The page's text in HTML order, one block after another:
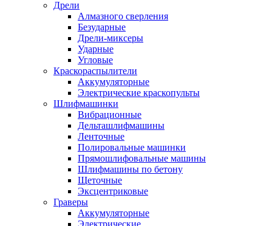
Дрели
Алмазного сверления
Безударные
Дрели-миксеры
Ударные
Угловые
Краскораспылители
Аккумуляторные
Электрические краскопульты
Шлифмашинки
Вибрационные
Дельташлифмашины
Ленточные
Полировальные машинки
Прямошлифовальные машины
Шлифмашины по бетону
Щеточные
Эксцентриковые
Граверы
Аккумуляторные
Электрические